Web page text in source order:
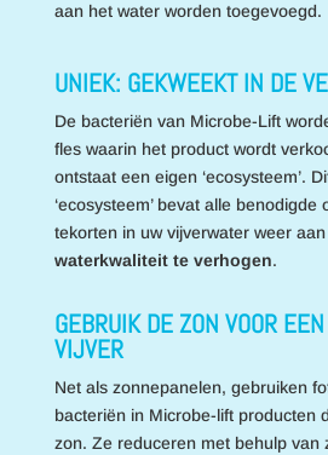
aan het water worden toegevoegd.
UNIEK: GEKWEEKT IN DE
De bacteriën van Microbe-Lift
fles waarin het product wordt
ontstaat een eigen ‘ecosysteem’.
‘ecosysteem’ bevat alle
tekorten in uw vijverwater weer
waterkwaliteit te verhogen.
GEBRUIK DE ZON VOOR
VIJVER
Net als zonnepanelen, gebruiken
bacteriën in Microbe-lift producten
zon. Ze reduceren met behulp van